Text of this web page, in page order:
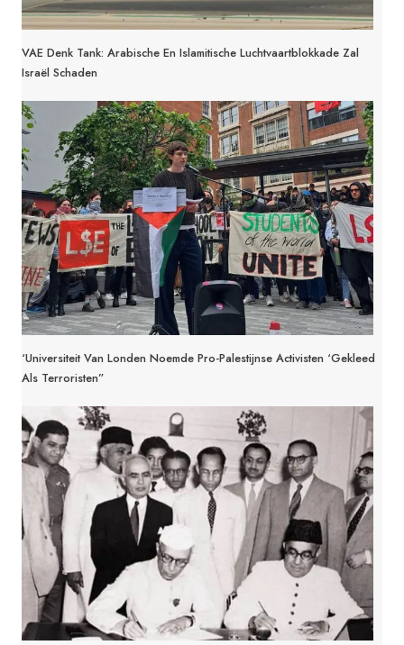
VAE Denk Tank: Arabische En Islamitische Luchtvaartblokkade Zal
Israël Schaden
‘Universiteit Van Londen Noemde Pro-Palestijnse Activisten ‘gekleed
Als Terroristen”